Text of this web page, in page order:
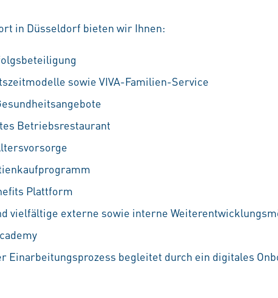
in Düsseldorf bieten wir Ihnen:
sowie VIVA-Familien-Service
Betriebsrestaurant
Plattform
vielfältige externe sowie interne
Einarbeitungsprozess begleitet durch ein digitales